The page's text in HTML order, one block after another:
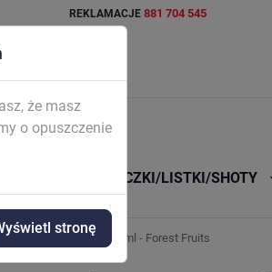
REKLAMACJE 881 704 545
WORECZKI/LISTKI/SHOTY
na 60ml] Dark Line 6/10ml - Forest Fruits
że masz
o opuszczenie
stronę